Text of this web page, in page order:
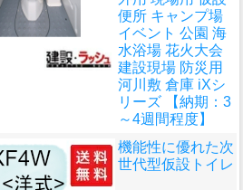
便所 キャンプ場
イベント 公園 海
水浴場 花火大会
建設現場 防災用
河川敷 倉庫 iXシ
リーズ 【納期：3
～4週間程度】
機能性に優れた次
世代型仮設トイレ